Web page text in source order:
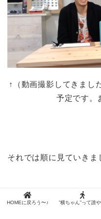
↑（動画撮影してきまし
予定です。
それでは順に見ていきま
HOMEに戻ろう〜♪ ”横ちゃん”って誰